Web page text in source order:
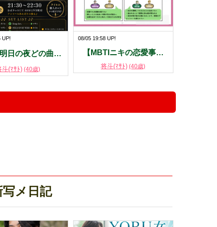
UP!
日の夜どの曲…
斗(ﾏｻﾄ) (40歳)
08/05 19:58 UP!
【MBTIニキの恋愛事…
将斗(ﾏｻﾄ) (40歳)
メ日記